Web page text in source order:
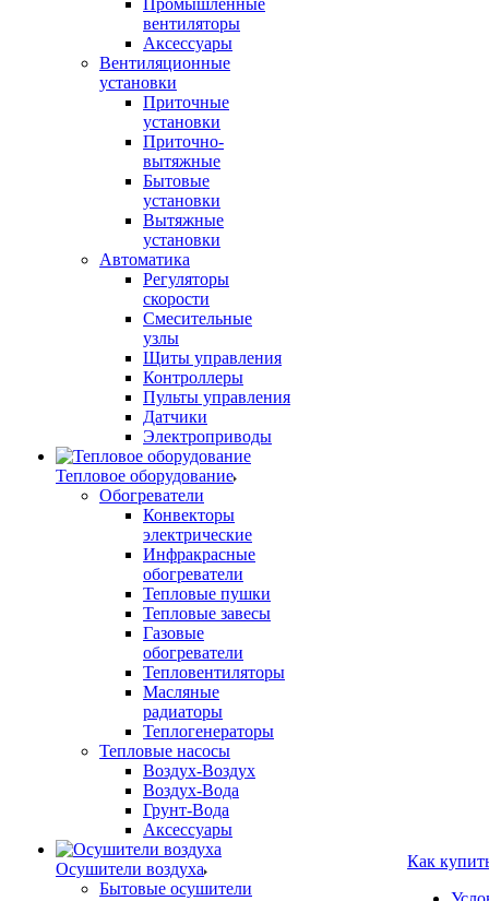
Промышленные
вентиляторы
Аксессуары
Вентиляционные
установки
Приточные
установки
Приточно-
вытяжные
Бытовые
установки
Вытяжные
установки
Автоматика
Регуляторы
скорости
Смесительные
узлы
Щиты управления
Контроллеры
Пульты управления
Датчики
Электроприводы
Тепловое оборудование
Обогреватели
Конвекторы
электрические
Инфракрасные
обогреватели
Тепловые пушки
Тепловые завесы
Газовые
обогреватели
Тепловентиляторы
Масляные
радиаторы
Теплогенераторы
Тепловые насосы
Воздух-Воздух
Воздух-Вода
Грунт-Вода
Аксессуары
Осушители воздуха
Бытовые осушители
Как